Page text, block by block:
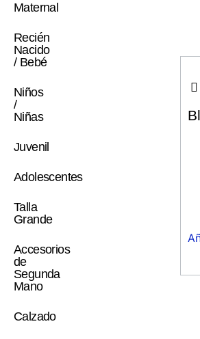
Maternal
Recién
Nacido
/ Bebé
Niños
/
Niñas
Juvenil
Adolescentes
Talla
Grande
Accesorios
de
Segunda
Mano
Calzado